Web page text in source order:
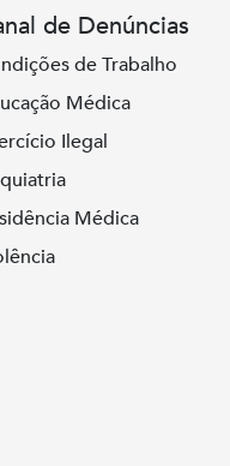
de Denúncias
de Trabalho
Médica
Ilegal
Médica